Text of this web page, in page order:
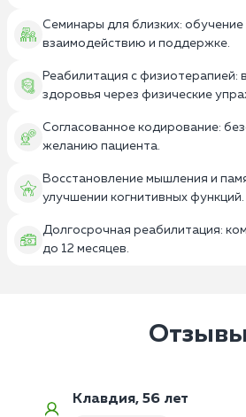
Семинары для близких:
взаимодействию и поддержке.
Реабилитация с физиотерапией:
здоровья через физические
Согласованное кодирование:
желанию пациента.
Восстановление мышления и
улучшении когнитивных функций.
Долгосрочная реабилитация:
до 12 месяцев.
Отзывы
Клавдия, 56 лет